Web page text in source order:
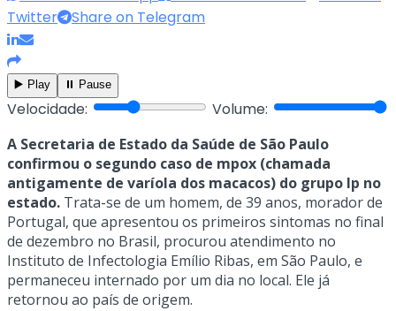
Twitter
Share on Telegram
▶️ Play ⏸️ Pause
Velocidade: Volume:
A Secretaria de Estado da Saúde de São Paulo
confirmou o segundo caso de mpox (chamada
antigamente de varíola dos macacos) do grupo lp no
estado. Trata-se de um homem, de 39 anos, morador de
Portugal, que apresentou os primeiros sintomas no final
de dezembro no Brasil, procurou atendimento no
Instituto de Infectologia Emílio Ribas, em São Paulo, e
permaneceu internado por um dia no local. Ele já
retornou ao país de origem.